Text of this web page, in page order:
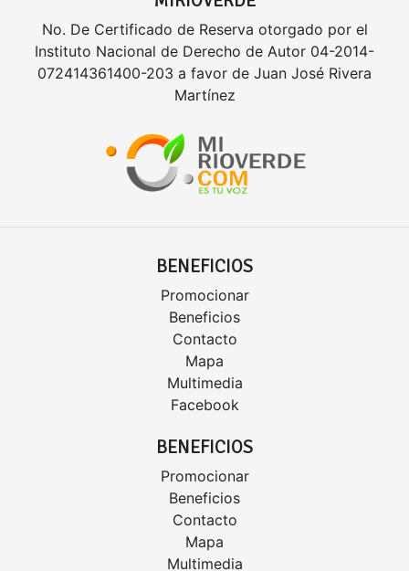
No. De Certificado de Reserva otorgado por el
Instituto Nacional de Derecho de Autor 04-2014-
072414361400-203 a favor de Juan José Rivera
Martínez
BENEFICIOS
Promocionar
Beneficios
Contacto
Mapa
Multimedia
Facebook
BENEFICIOS
Promocionar
Beneficios
Contacto
Mapa
Multimedia